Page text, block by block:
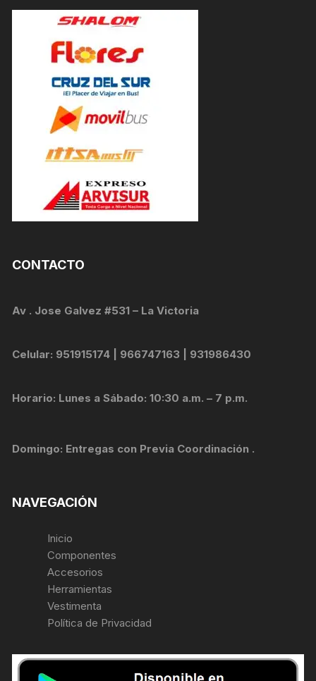
CONTACTO
Av . Jose Galvez #531 – La Victoria
Celular: 951915174 | 966747163 | 931986430
Horario: Lunes a Sábado: 10:30 a.m. – 7 p.m.
Domingo: Entregas con Previa Coordinación .
NAVEGACIÓN
Inicio
Componentes
Accesorios
Herramientas
Vestimenta
Política de Privacidad